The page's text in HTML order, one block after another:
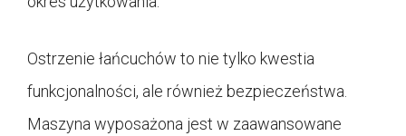
Ostrzenie łańcuchów to nie tylko kwestia
funkcjonalności, ale również bezpieczeństwa.
Maszyna wyposażona jest w zaawansowane